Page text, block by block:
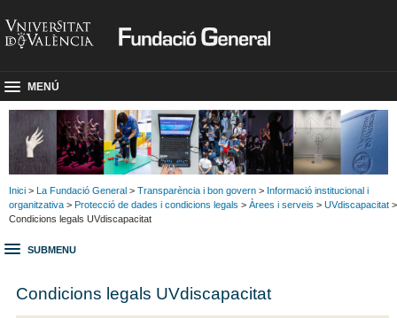
MENÚ
Inici > La Fundació General > Transparència i bon govern > Informació institucional i
organitzativa > Protecció de dades i condicions legals > Àrees i serveis > UVdiscapacitat >
Condicions legals UVdiscapacitat
SUBMENU
Condicions legals UVdiscapacitat